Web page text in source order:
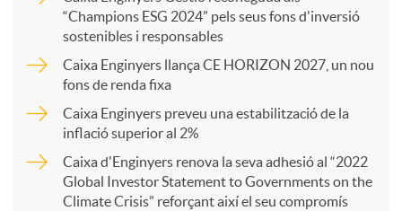
r
“Champions ESG 2024” pels seus fons d'inversió
sostenibles i responsables
Caixa Enginyers llança CE HORIZON 2027, un nou
fons de renda fixa
Caixa Enginyers preveu una estabilització de la
inflació superior al 2%
Caixa d'Enginyers renova la seva adhesió al “2022
Global Investor Statement to Governments on the
Climate Crisis” reforçant així el seu compromís